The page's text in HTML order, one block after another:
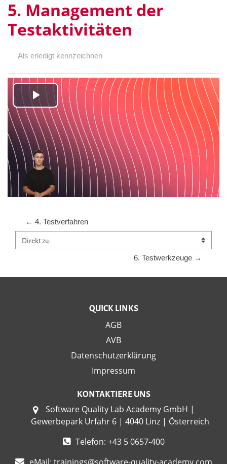
5. Management der
Testaktivitäten
Als erledigt kennzeichnen
Video
abspielen
← 4. Testverfahren
Direkt zu:
6. Testwerkzeuge →
QUICK LINKS
AGB
AVB
Datenschutzerklärung
Impressum
KONTAKTIERE UNS
Software Quality Lab Academy GmbH |
Gewerbepark Urfahr 6 | 4040 Linz | Österreich
Telefon: +43 5 0657-400